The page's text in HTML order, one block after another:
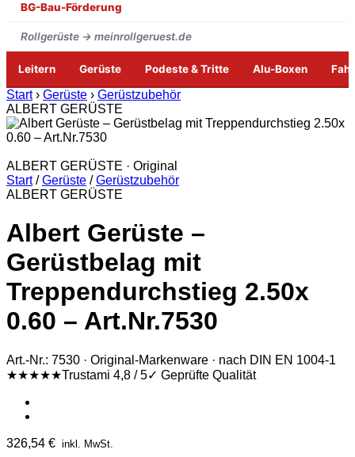
BG-Bau-Förderung
Rollgerüste → meinrollgeruest.de
Leitern Gerüste Podeste & Tritte Alu-Boxen
Zum
Inhalt
springen
Start › Gerüste › Gerüstzubehör
ALBERT GERÜSTE
ALBERT GERÜSTE · Original
Start / Gerüste / Gerüstzubehör
ALBERT GERÜSTE
Albert Gerüste –
Gerüstbelag mit
Treppendurchstieg 2.50x
0.60 – Art.Nr.7530
Art.-Nr.: 7530 · Original-Markenware · nach DIN EN 1004-1
★★★★★Trustami 4,8 / 5✓ Geprüfte Qualität
326,54 € inkl. MwSt.